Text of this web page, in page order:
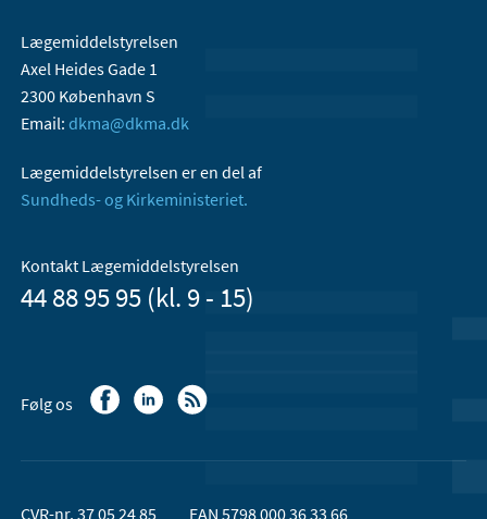
Lægemiddelstyrelsen
Axel Heides Gade 1
2300 København S
Email: dkma@dkma.dk
Lægemiddelstyrelsen er en del af
Sundheds- og Kirkeministeriet.
Kontakt Lægemiddelstyrelsen
44 88 95 95 (kl. 9 - 15)
Følg os
CVR-nr. 37 05 24 85 EAN 5798 000 36 33 66